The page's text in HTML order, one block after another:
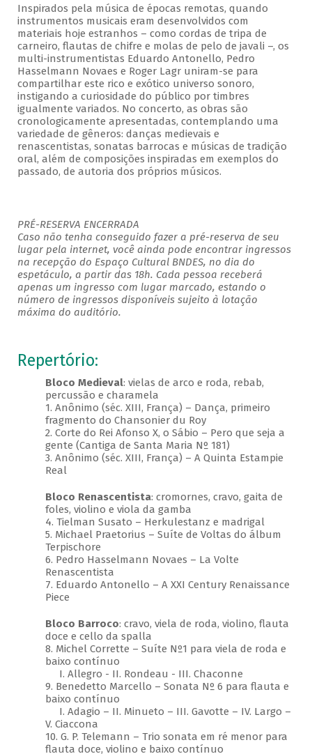
Inspirados pela música de épocas remotas, quando
instrumentos musicais eram desenvolvidos com
materiais hoje estranhos – como cordas de tripa de
carneiro, flautas de chifre e molas de pelo de javali –, os
multi-instrumentistas Eduardo Antonello, Pedro
Hasselmann Novaes e Roger Lagr uniram-se para
compartilhar este rico e exótico universo sonoro,
instigando a curiosidade do público por timbres
igualmente variados. No concerto, as obras são
cronologicamente apresentadas, contemplando uma
variedade de gêneros: danças medievais e
renascentistas, sonatas barrocas e músicas de tradição
oral, além de composições inspiradas em exemplos do
passado, de autoria dos próprios músicos.
PRÉ-RESERVA ENCERRADA
Caso não tenha conseguido fazer a pré-reserva de seu
lugar pela internet, você ainda pode encontrar ingressos
na recepção do Espaço Cultural BNDES, no dia do
espetáculo, a partir das 18h. Cada pessoa receberá
apenas um ingresso com lugar marcado, estando o
número de ingressos disponíveis sujeito à lotação
máxima do auditório.
Repertório:
Bloco Medieval: vielas de arco e roda, rebab,
percussão e charamela
1. Anônimo (séc. XIII, França) – Dança, primeiro
fragmento do Chansonier du Roy
2. Corte do Rei Afonso X, o Sábio – Pero que seja a
gente (Cantiga de Santa Maria Nº 181)
3. Anônimo (séc. XIII, França) – A Quinta Estampie
Real
Bloco Renascentista: cromornes, cravo, gaita de
foles, violino e viola da gamba
4. Tielman Susato – Herkulestanz e madrigal
5. Michael Praetorius – Suíte de Voltas do álbum
Terpischore
6. Pedro Hasselmann Novaes – La Volte
Renascentista
7. Eduardo Antonello – A XXI Century Renaissance
Piece
Bloco Barroco: cravo, viela de roda, violino, flauta
doce e cello da spalla
8. Michel Corrette – Suíte Nº1 para viela de roda e
baixo contínuo
I. Allegro - II. Rondeau - III. Chaconne
9. Benedetto Marcello – Sonata Nº 6 para flauta e
baixo contínuo
I. Adagio – II. Minueto – III. Gavotte – IV. Largo –
V. Ciaccona
10. G. P. Telemann – Trio sonata em ré menor para
flauta doce, violino e baixo contínuo